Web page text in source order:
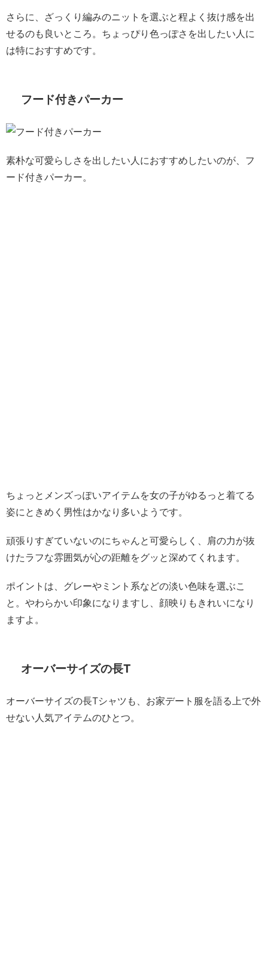
さらに、ざっくり編みのニットを選ぶと程よく抜け感を出
せるのも良いところ。ちょっぴり色っぽさを出したい人に
は特におすすめです。
フード付きパーカー
素朴な可愛らしさを出したい人におすすめしたいのが、フ
ード付きパーカー。
ちょっとメンズっぽいアイテムを女の子がゆるっと着てる
姿にときめく男性はかなり多いようです。
頑張りすぎていないのにちゃんと可愛らしく、肩の力が抜
けたラフな雰囲気が心の距離をグッと深めてくれます。
ポイントは、グレーやミント系などの淡い色味を選ぶこ
と。やわらかい印象になりますし、顔映りもきれいになり
ますよ。
オーバーサイズの長T
オーバーサイズの長Tシャツも、お家デート服を語る上で外
せない人気アイテムのひとつ。